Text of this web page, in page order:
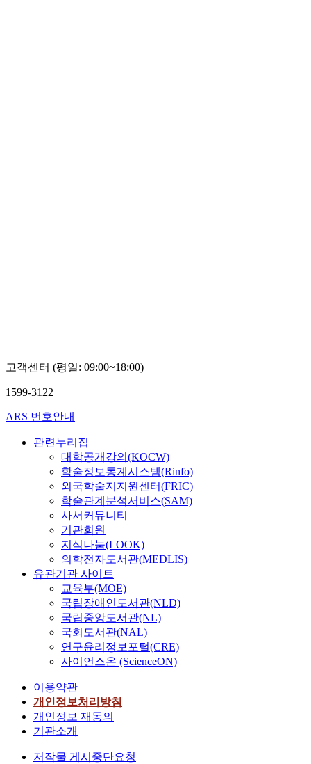
고객센터 (평일: 09:00~18:00)
1599-3122
ARS 번호안내
관련누리집
대학공개강의(KOCW)
학술정보통계시스템(Rinfo)
외국학술지지원센터(FRIC)
학술관계분석서비스(SAM)
사서커뮤니티
기관회원
지식나눔(LOOK)
의학전자도서관(MEDLIS)
유관기관 사이트
교육부(MOE)
국립장애인도서관(NLD)
국립중앙도서관(NL)
국회도서관(NAL)
연구윤리정보포털(CRE)
사이언스온 (ScienceON)
이용약관
개인정보처리방침
개인정보 재동의
기관소개
저작물 게시중단요청